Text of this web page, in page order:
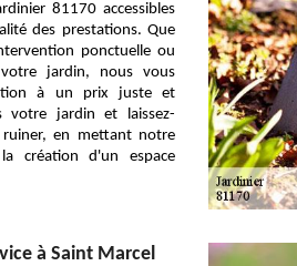
81170 accessibles
des prestations. Que
ponctuelle ou
jardin, nous vous
à un prix juste et
votre jardin et laissez-
ruiner, en mettant notre
création d'un espace
à Saint Marcel